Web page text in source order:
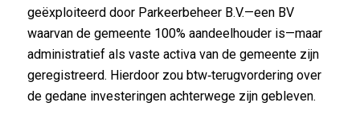
geëxploiteerd door Parkeerbeheer B.V.—een BV
waarvan de gemeente 100% aandeelhouder is—maar
administratief als vaste activa van de gemeente zijn
geregistreerd. Hierdoor zou btw‑terugvordering over
de gedane investeringen achterwege zijn gebleven.